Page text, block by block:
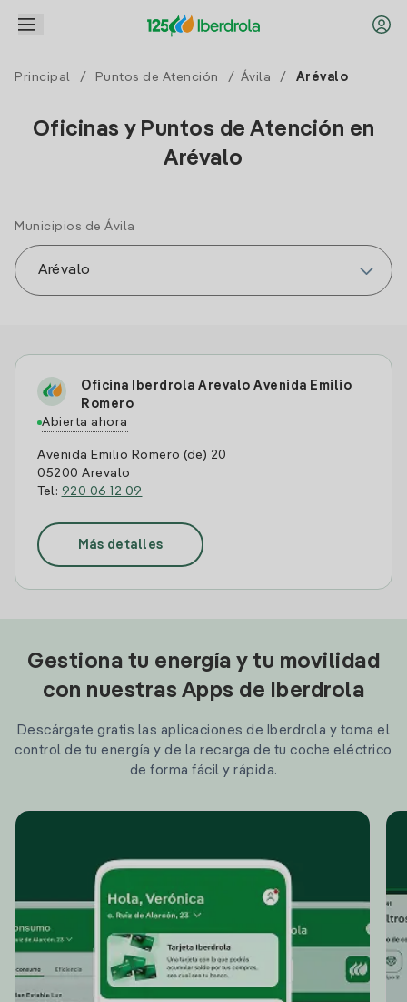
Principal / Puntos de Atención / Ávila / Arévalo
Oficinas y Puntos de Atención en
Arévalo
Municipios de Ávila
Oficina Iberdrola Arevalo Avenida Emilio
Romero
Abierta ahora
Avenida Emilio Romero (de) 20
05200 Arevalo
Tel: 920 06 12 09
Más detalles
Gestiona tu energía y tu movilidad
con nuestras Apps de Iberdrola
Descárgate gratis las aplicaciones de Iberdrola y toma el
control de tu energía y de la recarga de tu coche eléctrico
de forma fácil y rápida.